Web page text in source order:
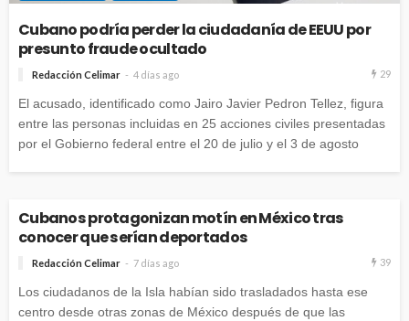
Cubano podría perder la ciudadanía de EEUU por
presunto fraude ocultado
Redacción Celimar 4 días ago 29
El acusado, identificado como Jairo Javier Pedron Tellez, figura
entre las personas incluidas en 25 acciones civiles presentadas
por el Gobierno federal entre el 20 de julio y el 3 de agosto
Cubanos protagonizan motín en México tras
conocer que serían deportados
Redacción Celimar 7 días ago 39
Los ciudadanos de la Isla habían sido trasladados hasta ese
centro desde otras zonas de México después de que las